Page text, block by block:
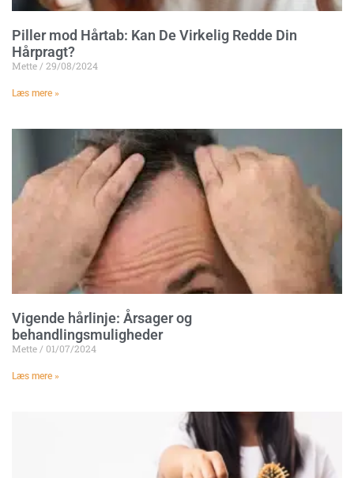
Piller mod Hårtab: Kan De Virkelig Redde Din
Hårpragt?
Mette 29/08/2024
Læs mere »
Vigende hårlinje: Årsager og
behandlingsmuligheder
Mette 01/07/2024
Læs mere »